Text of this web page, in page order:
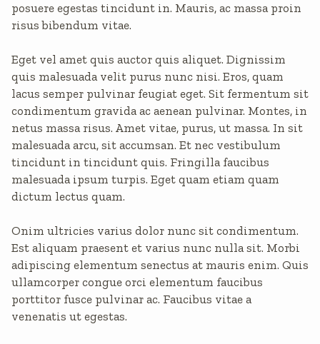
posuere egestas tincidunt in. Mauris, ac massa proin
risus bibendum vitae.
Eget vel amet quis auctor quis aliquet. Dignissim
quis malesuada velit purus nunc nisi. Eros, quam
lacus semper pulvinar feugiat eget. Sit fermentum sit
condimentum gravida ac aenean pulvinar. Montes, in
netus massa risus. Amet vitae, purus, ut massa. In sit
malesuada arcu, sit accumsan. Et nec vestibulum
tincidunt in tincidunt quis. Fringilla faucibus
malesuada ipsum turpis. Eget quam etiam quam
dictum lectus quam.
Onim ultricies varius dolor nunc sit condimentum.
Est aliquam praesent et varius nunc nulla sit. Morbi
adipiscing elementum senectus at mauris enim. Quis
ullamcorper congue orci elementum faucibus
porttitor fusce pulvinar ac. Faucibus vitae a
venenatis ut egestas.